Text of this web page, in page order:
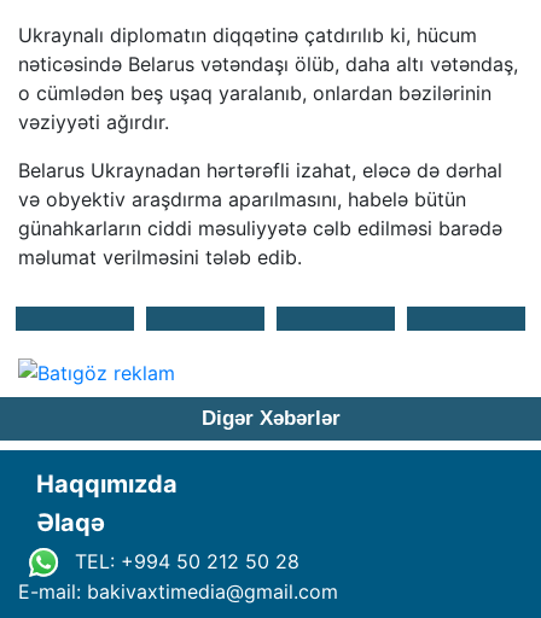
Ukraynalı diplomatın diqqətinə çatdırılıb ki, hücum
nəticəsində Belarus vətəndaşı ölüb, daha altı vətəndaş,
o cümlədən beş uşaq yaralanıb, onlardan bəzilərinin
vəziyyəti ağırdır.
Belarus Ukraynadan hərtərəfli izahat, eləcə də dərhal
və obyektiv araşdırma aparılmasını, habelə bütün
günahkarların ciddi məsuliyyətə cəlb edilməsi barədə
məlumat verilməsini tələb edib.
Digər Xəbərlər
Haqqımızda
Əlaqə
TEL: +994 50 212 50 28
E-mail: bakivaxtimedia@gmail.com